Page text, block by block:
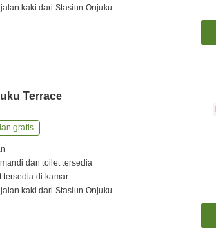
jalan kaki dariStasiun Onjuku
Terrace
gratis
dan toilet tersedia
tersedia di kamar
jalan kaki dariStasiun Onjuku